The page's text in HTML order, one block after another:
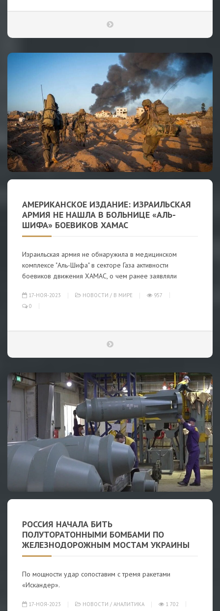
АМЕРИКАНСКОЕ ИЗДАНИЕ: ИЗРАИЛЬСКАЯ
АРМИЯ НЕ НАШЛА В БОЛЬНИЦЕ «АЛЬ-
ШИФА» БОЕВИКОВ ХАМАС
Израильская армия не обнаружила в медицинском
комплексе "Аль-Шифа" в секторе Газа активности
боевиков движения ХАМАС, о чем ранее заявляли
17-НОЯ-2023 НОВОСТИ / В МИРЕ
957
0
РОССИЯ НАЧАЛА БИТЬ
ПОЛУТОРАТОННЫМИ БОМБАМИ ПО
ЖЕЛЕЗНОДОРОЖНЫМ МОСТАМ УКРАИНЫ
По мощности удар сопоставим с тремя ракетами
«Искандер».
17-НОЯ-2023 НОВОСТИ / АНАЛИТИКА 1 702